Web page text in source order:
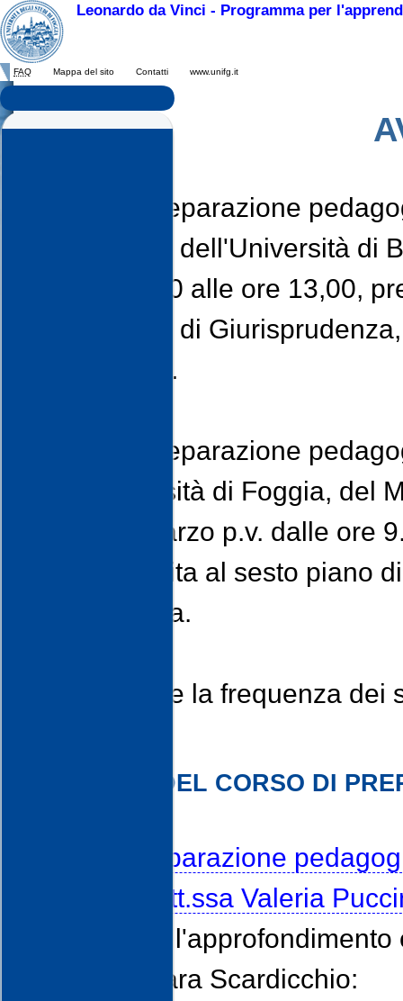
Leonardo da Vinci - Programma per
FAQ Mappa del sito Contatti www.unifg.it
Il corso di preparazione
Politecnico e dell'Università di
dalle ore 9,00 alle ore 13,00,
Dipartimento di
Battisti - Bari.
Il corso di preparazione
delle Università di Foggia, del
giorno 24 marzo p.v. dalle ore
Auditorium sita al sesto piano
89/91, Foggia.
Si ricorda che la frequenza
MATERIALI DEL CORSO DI
Corso di preparazione
Progetto, Dott.ssa Valeria
Materiali per
prof.ssa Chiara Scardicchio: